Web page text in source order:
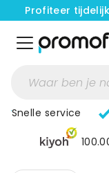
Profiteer
Snelle service